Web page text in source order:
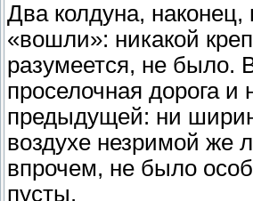
Два колдуна,
«вошли»: никакой
разумеется, не было.
проселочная дорога и
предыдущей: ни
воздухе незримой же
впрочем, не было
пусты.